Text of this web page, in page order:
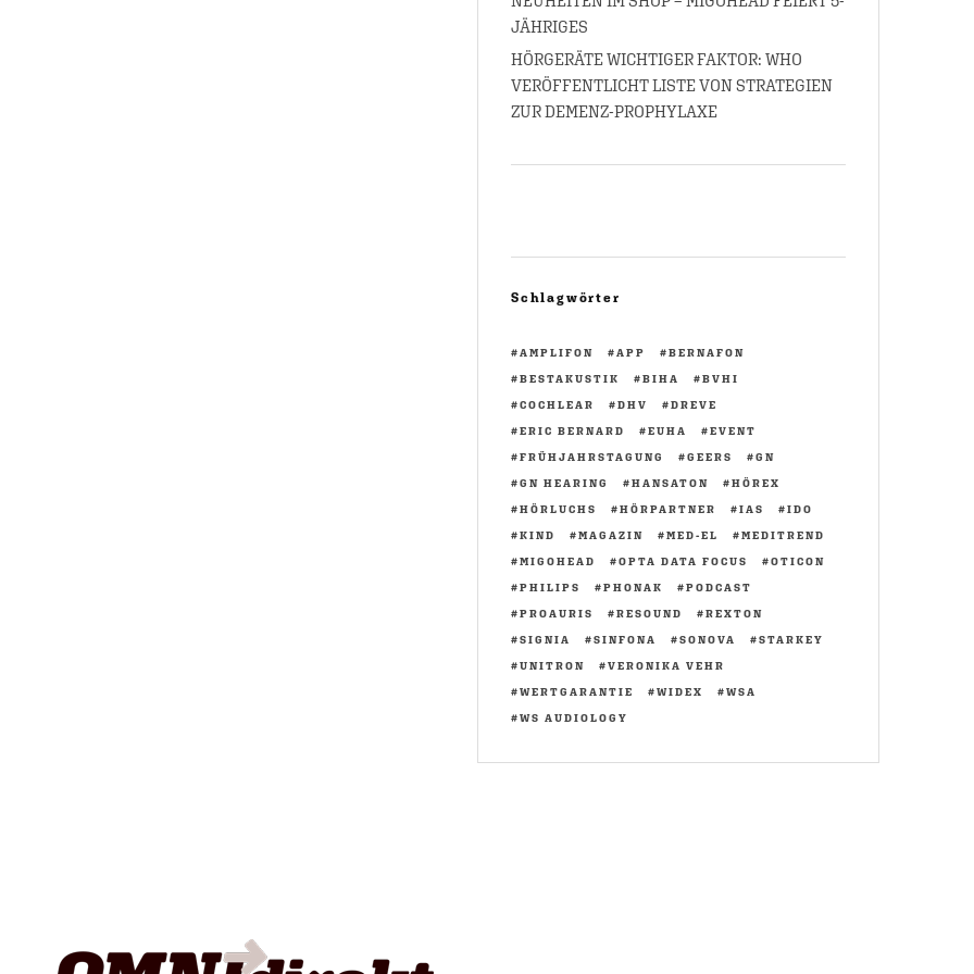
JÄHRIGES
HÖRGERÄTE WICHTIGER FAKTOR: WHO
VERÖFFENTLICHT LISTE VON STRATEGIEN
ZUR DEMENZ-PROPHYLAXE
Schlagwörter
AMPLIFON APP
BERNAFON
BESTAKUSTIK
BIHA
BVHI
COCHLEAR
DHV
DREVE
ERIC BERNARD
EUHA
EVENT
FRÜHJAHRSTAGUNG
GEERS
GN
GN HEARING
HANSATON
HÖREX
HÖRLUCHS
HÖRPARTNER IAS
IDO
KIND
MAGAZIN MED-EL
MEDITREND
MIGOHEAD
OPTA DATA FOCUS
OTICON
PHILIPS
PHONAK
PODCAST
PROAURIS
RESOUND
REXTON
SIGNIA
SINFONA SONOVA
STARKEY
UNITRON
VERONIKA VEHR
WERTGARANTIE
WIDEX
WSA
WS AUDIOLOGY